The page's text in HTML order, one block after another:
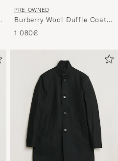
PRE-OWNED
Burberry Wool Duffle Coat
Black 50
1 080€